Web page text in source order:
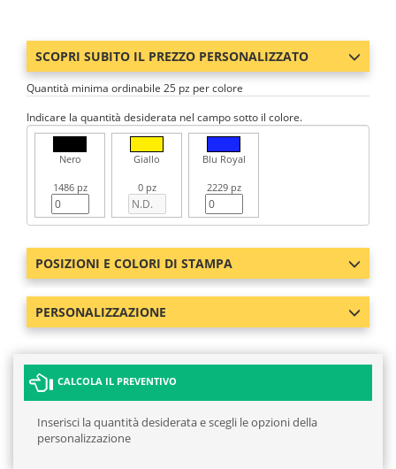
SCOPRI SUBITO IL PREZZO PERSONALIZZATO
Quantità minima ordinabile 25 pz per colore
Indicare la quantità desiderata nel campo sotto il colore.
Nero
1486 pz
Giallo
0 pz
Blu Royal
2229 pz
POSIZIONI E COLORI DI STAMPA
PERSONALIZZAZIONE
CALCOLA IL PREVENTIVO
Inserisci la quantità desiderata e scegli le opzioni della
personalizzazione